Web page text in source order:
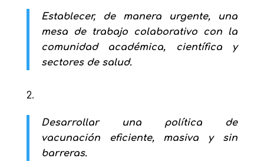
Establecer, de manera urgente, una
mesa de trabajo colaborativo con la
comunidad académica, científica y
sectores de salud.
Desarrollar una política de
vacunación eficiente, masiva y sin
barreras.